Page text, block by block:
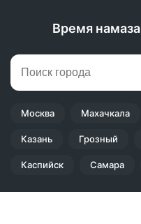
Время намаза
Москва Махачкала
Казань Грозный
Каспийск Самара